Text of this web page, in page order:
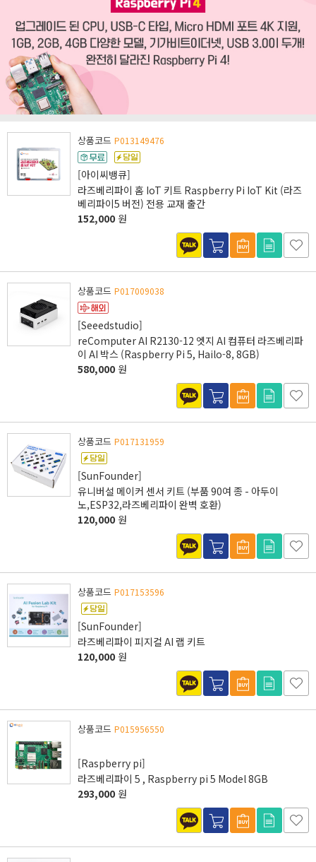
상품코드 P013149476
[아이씨뱅큐]
라즈베리파이 홈 IoT 키트 Raspberry Pi IoT Kit (라즈
베리파이5 버전) 전용 교재 출간
152,000 원
상품코드 P017009038
[Seeedstudio]
reComputer AI R2130-12 엣지 AI 컴퓨터 라즈베리파
이 AI 박스 (Raspberry Pi 5, Hailo-8, 8GB)
580,000 원
상품코드 P017131959
[SunFounder]
유니버설 메이커 센서 키트 (부품 90여 종 - 아두이
노,ESP32,라즈베리파이 완벽 호환)
120,000 원
상품코드 P017153596
[SunFounder]
라즈베리파이 피지컬 AI 랩 키트
120,000 원
상품코드 P015956550
[Raspberry pi]
라즈베리파이 5 , Raspberry pi 5 Model 8GB
293,000 원